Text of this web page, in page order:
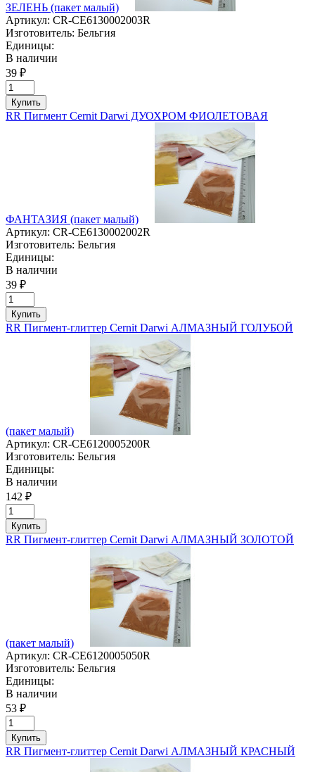
ЗЕЛЕНЬ (пакет малый)
Артикул: CR-CE6130002003R
Изготовитель: Бельгия
Единицы:
В наличии
39 ₽
Купить
RR Пигмент Cernit Darwi ДУОХРОМ ФИОЛЕТОВАЯ
ФАНТАЗИЯ (пакет малый)
Артикул: CR-CE6130002002R
Изготовитель: Бельгия
Единицы:
В наличии
39 ₽
Купить
RR Пигмент-глиттер Cernit Darwi АЛМАЗНЫЙ ГОЛУБОЙ
(пакет малый)
Артикул: CR-CE6120005200R
Изготовитель: Бельгия
Единицы:
В наличии
142 ₽
Купить
RR Пигмент-глиттер Cernit Darwi АЛМАЗНЫЙ ЗОЛОТОЙ
(пакет малый)
Артикул: CR-CE6120005050R
Изготовитель: Бельгия
Единицы:
В наличии
53 ₽
Купить
RR Пигмент-глиттер Cernit Darwi АЛМАЗНЫЙ КРАСНЫЙ